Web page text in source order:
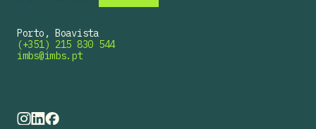
Porto, Boavista
(+351) 215 830 544
imbs@imbs.pt